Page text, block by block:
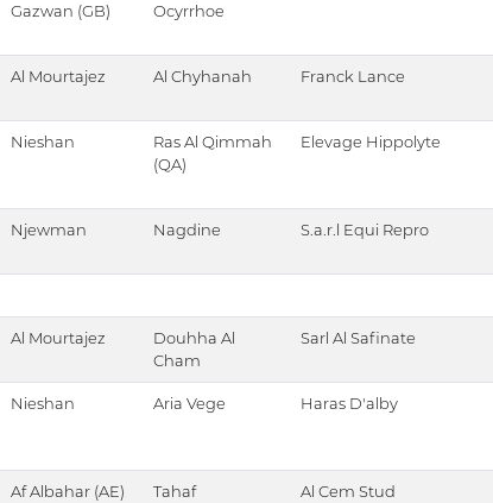
Gazwan (GB) Ocyrrhoe
Al Mourtajez Al Chyhanah Franck Lance
Nieshan
Ras Al Qimmah
(QA)
Elevage Hippolyte
Njewman Nagdine S.a.r.l Equi Repro
Al Mourtajez
Douhha Al
Cham
Sarl Al Safinate
Nieshan Aria Vege Haras D'alby
Af Albahar (AE) Tahaf Al Cem Stud